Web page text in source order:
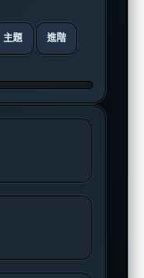
主題 進階